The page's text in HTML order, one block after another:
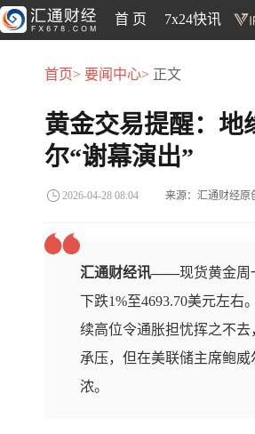
首 页 7x24快讯
首页> 要闻中心> 正文
黄金交易提醒：地
尔“谢幕演出”
2026-04-28 08:04 来源：汇通财经原
汇通财经讯——现货黄金周
下跌1%至4693.70美元左
续高位令通胀担忧挥之不
承压，但在美联储主席鲍
浓。